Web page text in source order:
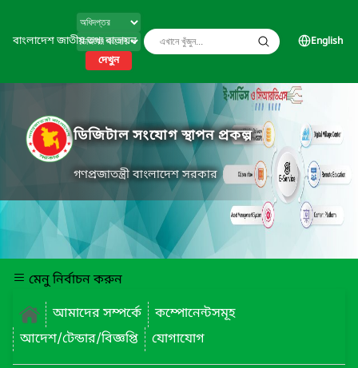
বাংলাদেশ জাতীয় তথ্য বাতায়ন
দেখুন
English
ডিজিটাল সংযোগ স্থাপন প্রকল্প
গণপ্রজাতন্ত্রী বাংলাদেশ সরকার
মেনু নির্বাচন করুন
আমাদের সম্পর্কে
কম্পোনেন্টসমূহ
আদেশ/টেন্ডার/বিজ্ঞপ্তি
যোগাযোগ